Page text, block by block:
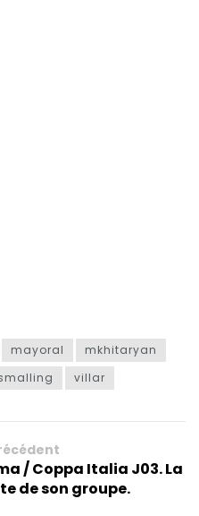
mayoral
mkhitaryan
villar
/ Coppa Italia J03. La
de son groupe.